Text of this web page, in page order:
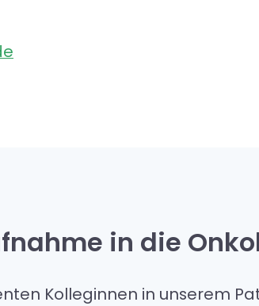
in die
Kolleginnen in unserem